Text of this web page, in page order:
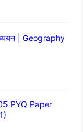
| Geography
PYQ Paper